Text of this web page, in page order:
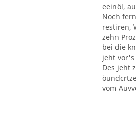
eeinöl,
Noch
restiren,
zehn
bei die
jeht vor's
Des jeht
vom